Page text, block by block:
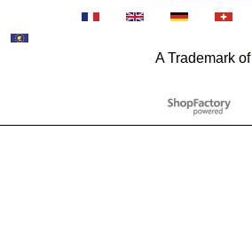
A Trademark of
To create online store
ShopFactory eCommerce